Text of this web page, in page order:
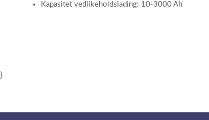
Kapasitet vedlikeholdslading: 10-3000 Ah
}